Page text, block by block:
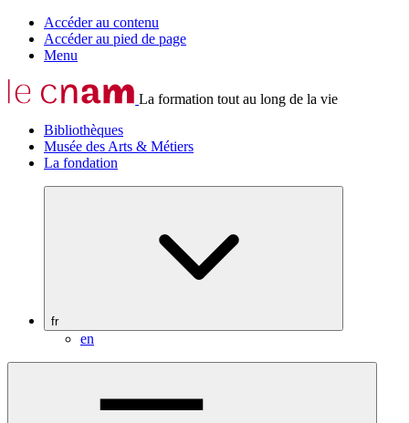
Accéder au contenu
Accéder au pied de page
Menu
La formation tout au long de la vie
Bibliothèques
Musée des Arts & Métiers
La fondation
fr
en